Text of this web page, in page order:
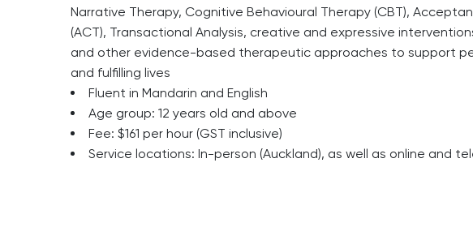
Narrative Therapy, Cognitive Behavioural Therapy (CBT),
(ACT), Transactional Analysis, creative and expressive
and other evidence-based therapeutic approaches to support
and fulfilling lives
Fluent in Mandarin and English
Age group: 12 years old and above
Fee: $161 per hour (GST inclusive)
Service locations: In-person (Auckland), as well as online and